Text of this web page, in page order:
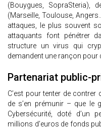
(Bouygues, SopraSteria),
(Marseille, Toulouse,
attaques, le plus souvent
attaquants font pénétrer
structure un virus qui
demandent une rançon pour
Partenariat public-
C’est pour tenter de
de s’en prémunir – que le
Cybersécurité, doté d’un
millions d’euros de fonds